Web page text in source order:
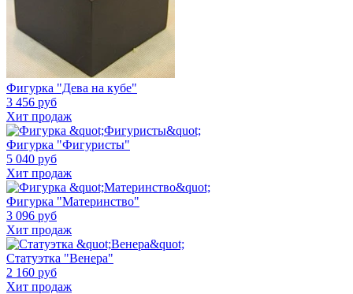
Фигурка "Дева на кубе"
3 456 руб
Хит продаж
Фигурка "Фигуристы"
5 040 руб
Хит продаж
Фигурка "Материнство"
3 096 руб
Хит продаж
Статуэтка "Венера"
2 160 руб
Хит продаж